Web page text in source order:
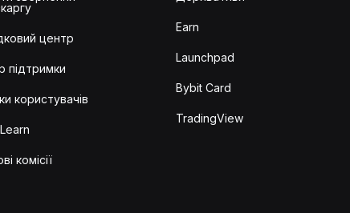
центр
підтримки
користувачів
комісії
Earn
Launchpad
Bybit Card
TradingView